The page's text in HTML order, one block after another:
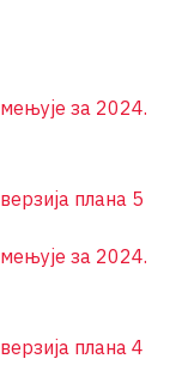
за 2024.
плана 5
за 2024.
плана 4